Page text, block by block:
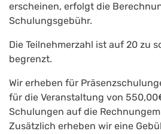
erscheinen, erfolgt die
Schulungsgebühr.
Die Teilnehmerzahl ist auf 20 zu
begrenzt.
Wir erheben für
für die Veranstaltung von
Schulungen auf die
Zusätzlich erheben wir eine